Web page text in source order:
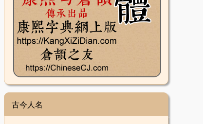
古今人名